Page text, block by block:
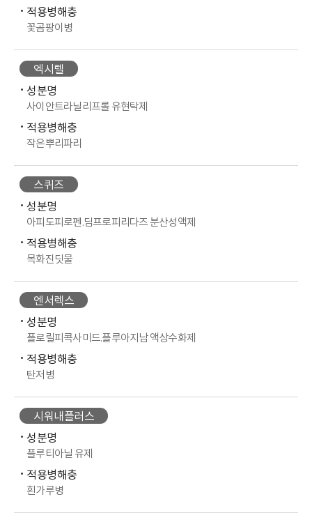
적용병해충
꽃곰팡이병
엑시렐
성분명
사이안트라닐리프롤 유현탁제
적용병해충
작은뿌리파리
스퀴즈
성분명
아피도피로펜.딤프로피리다즈 분산성액제
적용병해충
목화진딧물
엔서렉스
성분명
플로릴피콕사미드.플루아지남 액상수화제
적용병해충
탄저병
시워내플러스
성분명
플루티아닐 유제
적용병해충
흰가루병